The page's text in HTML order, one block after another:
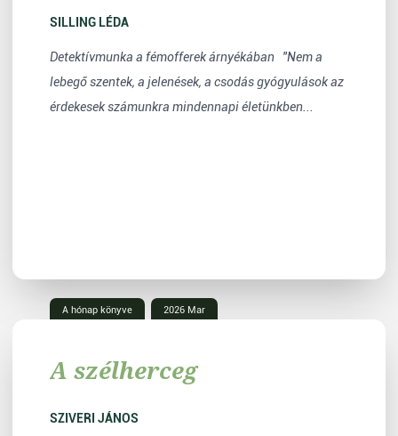
SILLING LÉDA
Detektívmunka a fémofferek árnyékában "Nem a
lebegő szentek, a jelenések, a csodás gyógyulások az
érdekesek számunkra mindennapi életünkben...
A hónap könyve 2026 Mar
A szélherceg
SZIVERI JÁNOS